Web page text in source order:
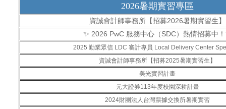
2026暑期實習專區
資誠會計師事務所【招募2026暑期實習生】
✨ 2026 PwC 服務中心（SDC）熱情招募中！
2025 勤業眾信 LDC 審計專員 Local Delivery Center
資誠會計師事務所【招募2025暑期實習生】
美光實習計畫
元大證券113年度校園深耕計畫
2024財團法人台灣票據交換所暑期實習